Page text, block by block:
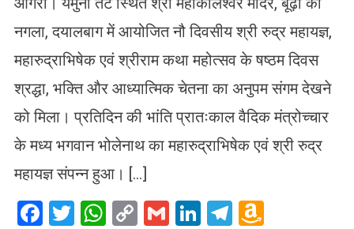
नगला, दयालबाग में आयोजित नौ दिवसीय श्री रुद्र महायज्ञ,
महारुद्राभिषेक एवं श्रीराम कथा महोत्सव के षष्ठम दिवस
श्रद्धा, भक्ति और आध्यात्मिक चेतना का अनुपम संगम देखने
को मिला। प्रतिदिन की भांति प्रातःकाल वैदिक मंत्रोच्चार
के मध्य भगवान भोलेनाथ का महारुद्राभिषेक एवं श्री रुद्र
महायज्ञ संपन्न हुआ। […]
Facebook
Twitter
WhatsApp
CopyGmailLinkedIn
Telegram